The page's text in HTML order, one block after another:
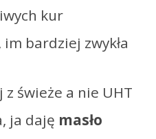
kur
im bardziej zwykła
świeże a nie UHT
ja daję masło